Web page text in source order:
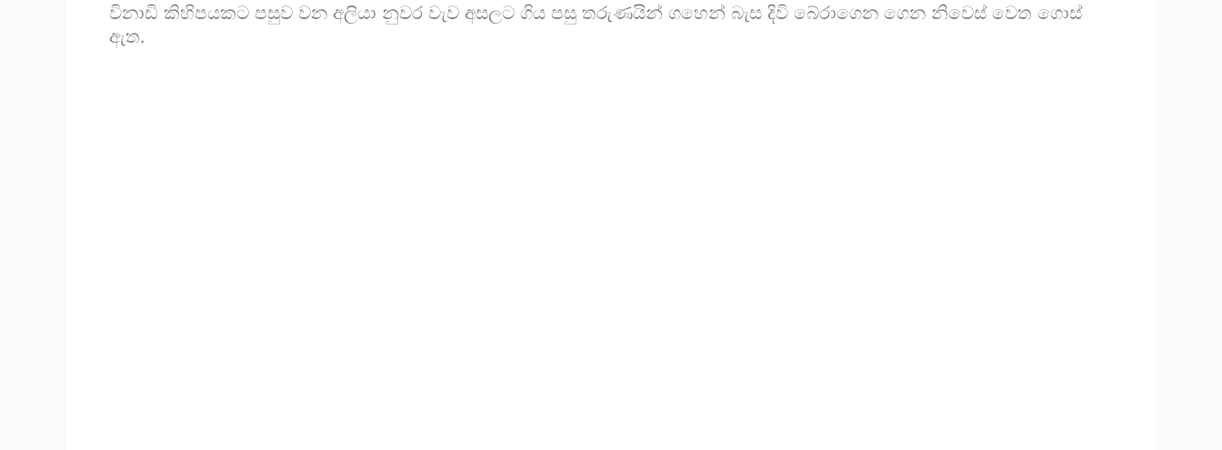
විනාඩි කිහිපයකට පසුව වන අලියා නුවර වැව අසලට ගිය පසු තරුණයින් ගහෙන් බැස දිවි බේරාගෙන ගෙන නිවෙස් වෙත ගොස්
ඇත.